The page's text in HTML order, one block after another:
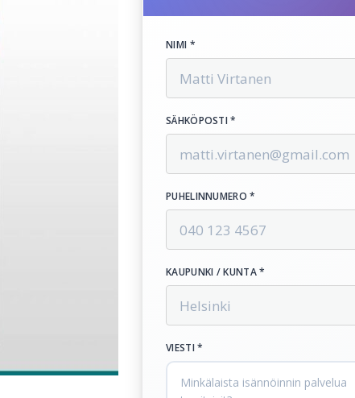
NIMI *
SÄHKÖPOSTI *
PUHELINNUMERO *
KAUPUNKI / KUNTA *
VIESTI *